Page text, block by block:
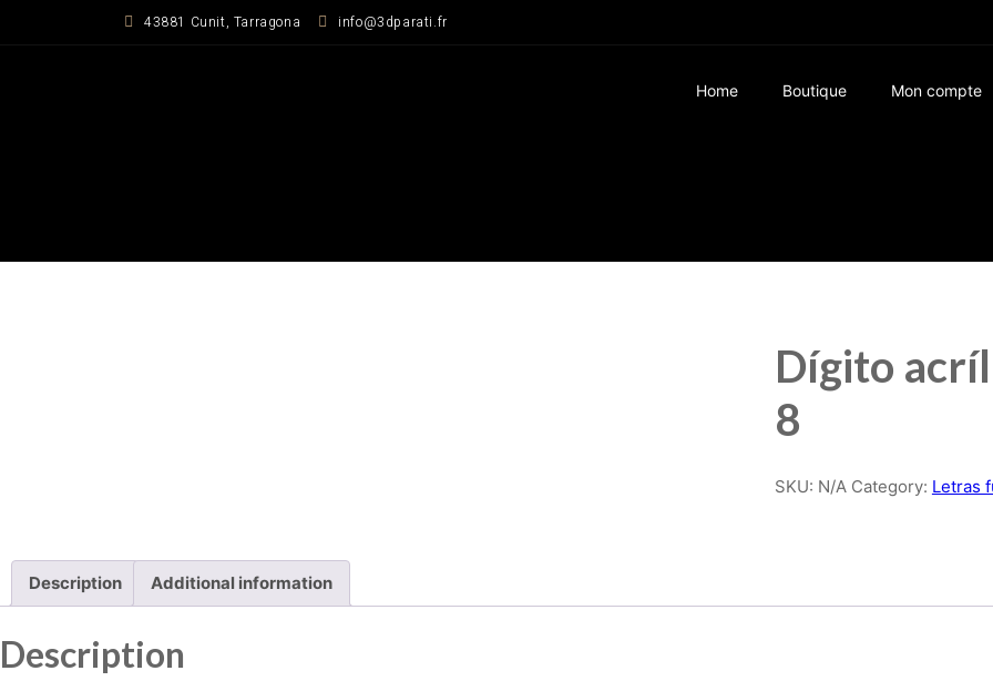
43881 Cunit, Tarragona info@3dparati.fr
Home Boutique Mon compte
Dígito
8
SKU: N/A Category: Letras
Description Additional information
Description